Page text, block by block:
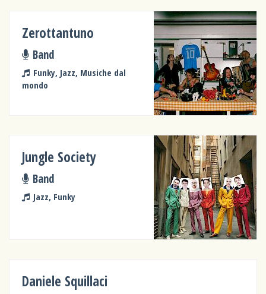
Zerottantuno
Band
Funky, Jazz, Musiche dal
mondo
Jungle Society
Band
Jazz, Funky
Daniele Squillaci